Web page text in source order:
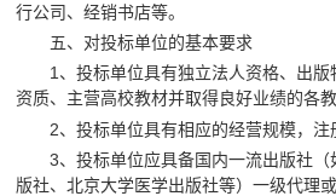
行公司、经销书店等。
五、对投标单位的基本要求
1、投标单位具有独立法人资格、出
资质、主营高校教材并取得良好业绩的各
2、投标单位具有相应的经营规模，注
3、投标单位应具备国内一流出版社
版社、北京大学医学出版社等）一级代理